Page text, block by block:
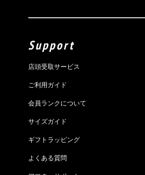
Support
店頭受取サービス
ご利用ガイド
会員ランクについて
サイズガイド
ギフトラッピング
よくある質問